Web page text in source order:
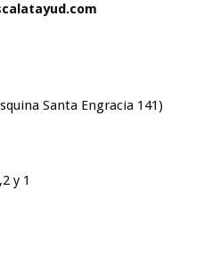
Santa Engracia 141)
y 1